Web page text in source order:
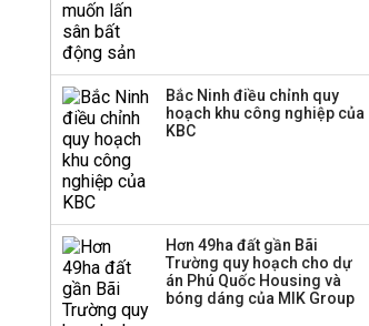
Bắc Ninh điều chỉnh quy
hoạch khu công nghiệp của
KBC
Hơn 49ha đất gần Bãi
Trường quy hoạch cho dự
án Phú Quốc Housing và
bóng dáng của MIK Group